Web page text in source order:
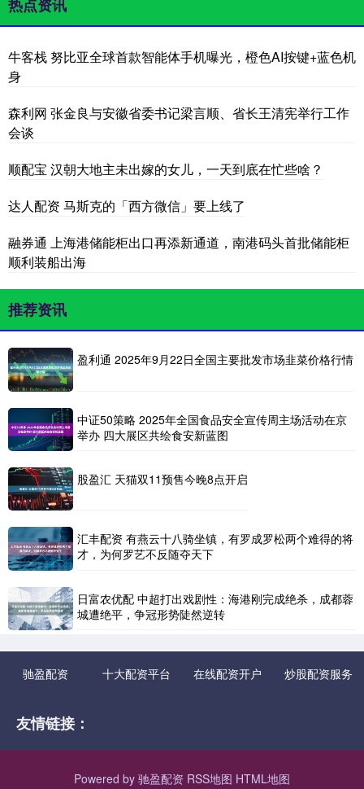
热点资讯
牛客栈 努比亚全球首款智能体手机曝光，橙色AI按键+蓝色机
身
森利网 张金良与安徽省委书记梁言顺、省长王清宪举行工作
会谈
顺配宝 汉朝大地主未出嫁的女儿，一天到底在忙些啥？
达人配资 马斯克的「西方微信」要上线了
融券通 上海港储能柜出口再添新通道，南港码头首批储能柜
顺利装船出海
推荐资讯
盈利通 2025年9月22日全国主要批发市场韭菜价格行情
中证50策略 2025年全国食品安全宣传周主场活动在京
举办 四大展区共绘食安新蓝图
股盈汇 天猫双11预售今晚8点开启
汇丰配资 有燕云十八骑坐镇，有罗成罗松两个难得的将
才，为何罗艺不反随夺天下
日富农优配 中超打出戏剧性：海港刚完成绝杀，成都蓉
城遭绝平，争冠形势陡然逆转
驰盈配资 十大配资平台 在线配资开户 炒股配资服务
友情链接：
Powered by 驰盈配资 RSS地图 HTML地图